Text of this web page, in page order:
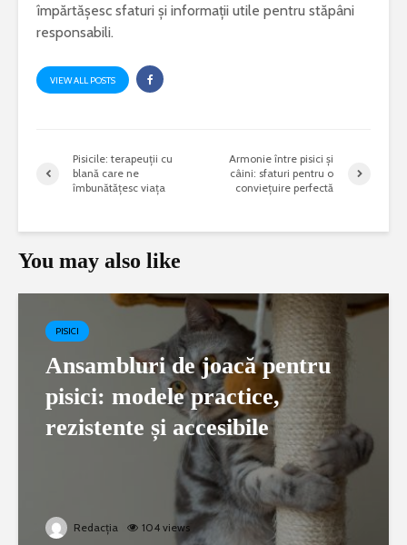
împărtășesc sfaturi și informații utile pentru stăpâni
responsabili.
VIEW ALL POSTS
Pisicile: terapeuții cu
blană care ne
îmbunătățesc viața
Armonie între pisici și
câini: sfaturi pentru o
conviețuire perfectă
You may also like
PISICI
Ansambluri de joacă pentru
pisici: modele practice,
rezistente și accesibile
Redacția 104 views